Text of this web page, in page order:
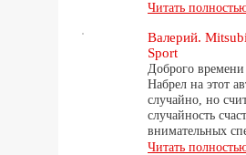
Читать
Валерий.
Sport
Доброго времени
Набрел на этот
случайно, но
случайность
внимательных
Читать